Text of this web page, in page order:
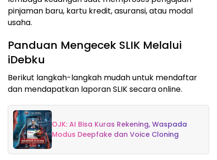
pinjaman baru, kartu kredit, asuransi, atau modal
usaha.
Panduan Mengecek SLIK Melalui
iDebku
Berikut langkah-langkah mudah untuk mendaftar
dan mendapatkan laporan SLIK secara online.
OJK: AI Bisa Kuras Rekening, Waspada
Modus Deepfake dan Voice Cloning